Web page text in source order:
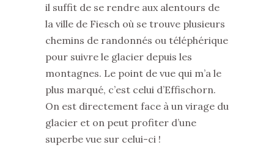
il suffit de se rendre aux alentours de
la ville de Fiesch où se trouve plusieurs
chemins de randonnés ou téléphérique
pour suivre le glacier depuis les
montagnes. Le point de vue qui m’a le
plus marqué, c’est celui d’Effischorn.
On est directement face à un virage du
glacier et on peut profiter d’une
superbe vue sur celui-ci !